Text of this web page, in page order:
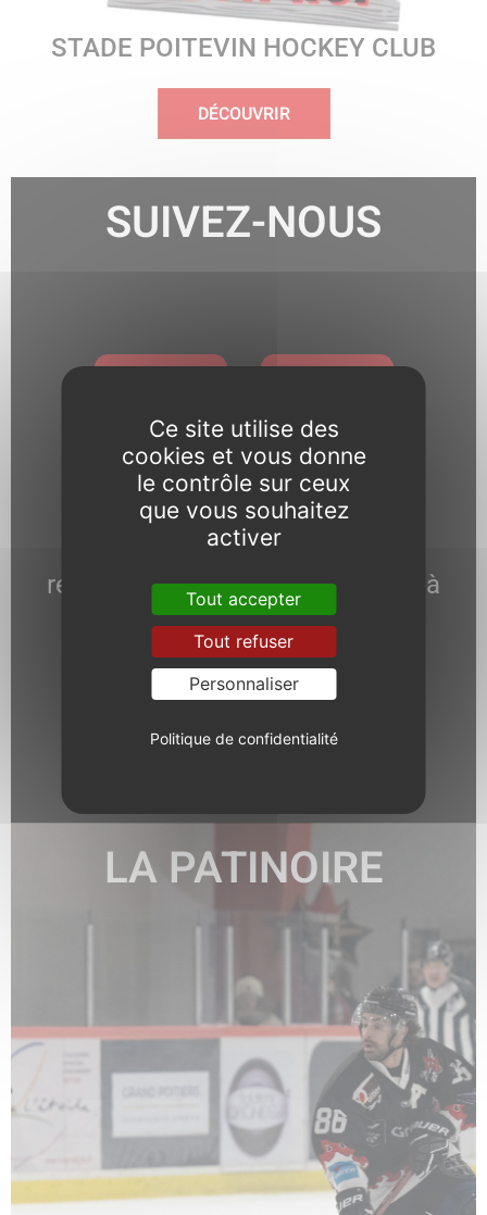
STADE POITEVIN HOCKEY CLUB
DÉCOUVRIR
SUIVEZ-NOUS
Pour toute question relative
aux réseaux sociaux, notre
responsable communication est à
votre écoute.
LA PATINOIRE
Ce site utilise des
cookies et vous donne
le contrôle sur ceux
que vous souhaitez
activer
Tout accepter
Tout refuser
Personnaliser
Politique de confidentialité